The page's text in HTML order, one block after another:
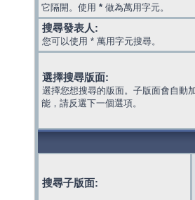
它隔開。使用 * 做為萬用字元。
搜尋發表人:
您可以使用 * 萬用字元搜尋。
選擇搜尋版面:
選擇您想搜尋的版面。子版面會自動
能，請反選下一個選項。
搜尋子版面: